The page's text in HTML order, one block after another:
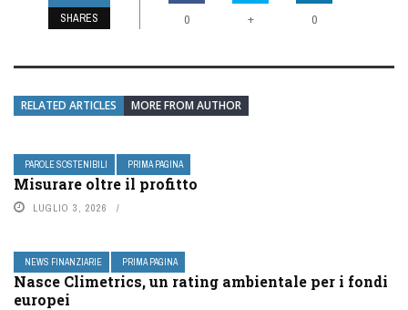
SHARES 0 + 0
RELATED ARTICLES MORE FROM AUTHOR
PAROLE SOSTENIBILI PRIMA PAGINA
Misurare oltre il profitto
LUGLIO 3, 2026
NEWS FINANZIARIE PRIMA PAGINA
Nasce Climetrics, un rating ambientale per i fondi
europei